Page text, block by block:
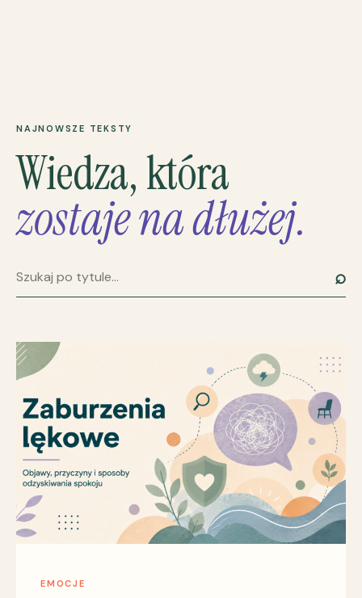
NAJNOWSZE TEKSTY
Wiedza, która
zostaje na dłużej.
Szukaj artykułu ⌕
EMOCJE